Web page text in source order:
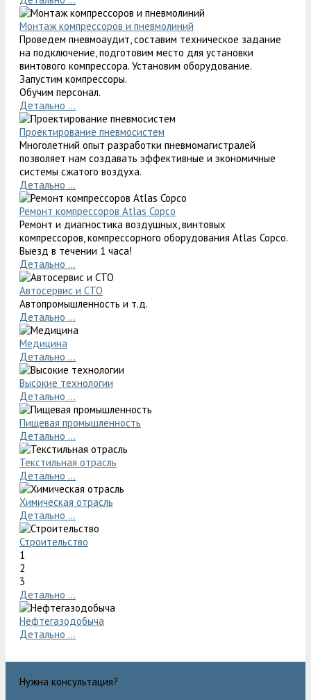
Монтаж компрессоров и пневмолиний
Проведем пневмоаудит, составим техническое задание
на подключение, подготовим место для установки
винтового компрессора. Установим оборудование.
Запустим компрессоры.
Обучим персонал.
Детально ...
Проектирование пневмосистем
Многолетний опыт разработки пневмомагистралей
позволяет нам создавать эффективные и экономичные
системы сжатого воздуха.
Детально ...
Ремонт компрессоров Atlas Copco
Ремонт и диагностика воздушных, винтовых
компрессоров, компрессорного оборудования Atlas Copco.
Выезд в течении 1 часа!
Детально ...
Автосервис и СТО
Автопромышленность и т.д.
Детально ...
Медицина
Детально ...
Высокие технологии
Детально ...
Пищевая промышленность
Детально ...
Текстильная отрасль
Детально ...
Химическая отрасль
Детально ...
Строительство
1
2
3
Детально ...
Нефтегазодобыча
Детально ...
Нужна консультация?